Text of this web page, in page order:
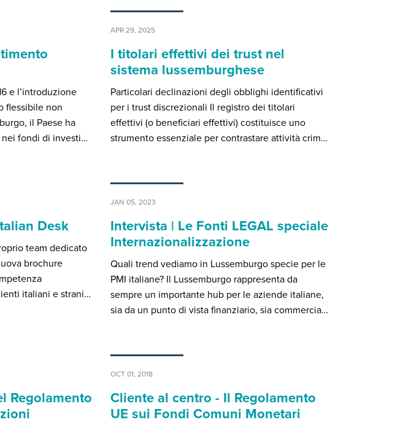
e l’introduzione
flessibile non
il Paese ha
fondi di investi…
APR 29, 2025
I titolari effettivi dei trust nel
sistema lussemburghese
Particolari declinazioni degli obblighi identificativi
per i trust discrezionali Il registro dei titolari
effettivi (o beneficiari effettivi) costituisce uno
strumento essenziale per contrastare attività crim…
Desk
team dedicato
brochure
italiani e strani…
JAN 05, 2023
Intervista | Le Fonti LEGAL speciale
Internazionalizzazione
Quali trend vediamo in Lussemburgo specie per le
PMI italiane? Il Lussemburgo rappresenta da
sempre un importante hub per le aziende italiane,
sia da un punto di vista finanziario, sia commercia…
Regolamento
OCT 01, 2018
Cliente al centro - Il Regolamento
UE sui Fondi Comuni Monetari